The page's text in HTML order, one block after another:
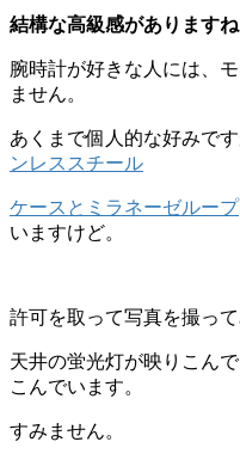
結構な高級感がありますね
腕時計が好きな人には、
ません。
あくまで個人的な好みで
ンレススチール
ケースとミラネーゼループ
いますけど。
許可を取って写真を撮って
天井の蛍光灯が映りこん
こんでいます。
すみません。